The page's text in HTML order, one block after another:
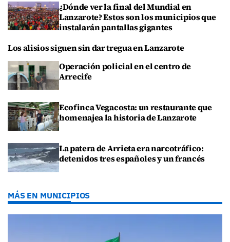
¿Dónde ver la final del Mundial en
Lanzarote? Estos son los municipios que
instalarán pantallas gigantes
Los alisios siguen sin dar tregua en Lanzarote
Operación policial en el centro de
Arrecife
Ecofinca Vegacosta: un restaurante que
homenajea la historia de Lanzarote
La patera de Arrieta era narcotráfico:
detenidos tres españoles y un francés
MÁS EN MUNICIPIOS